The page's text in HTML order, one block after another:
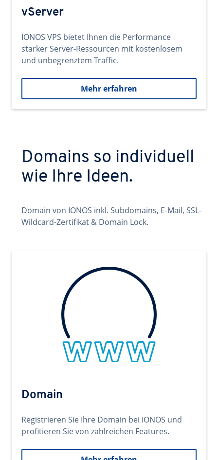
vServer
IONOS VPS bietet Ihnen die Performance
starker Server-Ressourcen mit kostenlosem
und unbegrenztem Traffic.
Mehr erfahren
Domains so individuell
wie Ihre Ideen.
Domain von IONOS inkl. Subdomains, E-Mail, SSL-
Wildcard-Zertifikat & Domain Lock.
Domain
Registrieren Sie Ihre Domain bei IONOS und
profitieren Sie von zahlreichen Features.